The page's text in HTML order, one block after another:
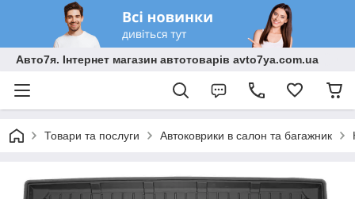
Авто7я. Інтернет магазин автотоварів avto7ya.com.ua
Товари та послуги Автоковрики в салон та багажник